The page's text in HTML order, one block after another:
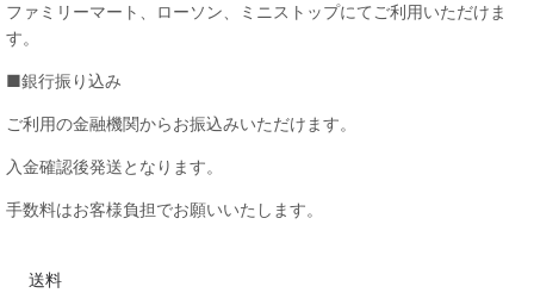
ファミリーマート、ローソン、ミニストップにてご利用いただけま
す。
■銀行振り込み
ご利用の金融機関からお振込みいただけます。
入金確認後発送となります。
手数料はお客様負担でお願いいたします。
送料